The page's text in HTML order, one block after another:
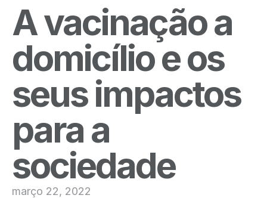
A vacinação a
domicílio e os
seus impactos
para a
sociedade
março 22, 2022